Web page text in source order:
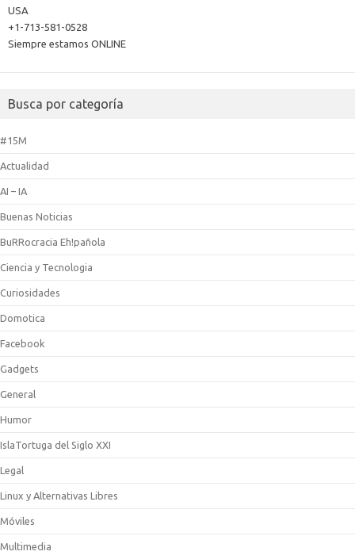
USA
+1-713-581-0528
Siempre estamos ONLINE
Busca por categoría
#15M
Actualidad
AI – IA
Buenas Noticias
BuRRocracia Eh!pañola
Ciencia y Tecnologia
Curiosidades
Domotica
Facebook
Gadgets
General
Humor
IslaTortuga del Siglo XXI
Legal
Linux y Alternativas Libres
Móviles
Multimedia